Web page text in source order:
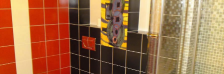
ДВУХКОМНАТНАЯ КВАРТИРА, 60 КВ.М.